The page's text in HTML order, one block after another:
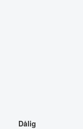
Dålig